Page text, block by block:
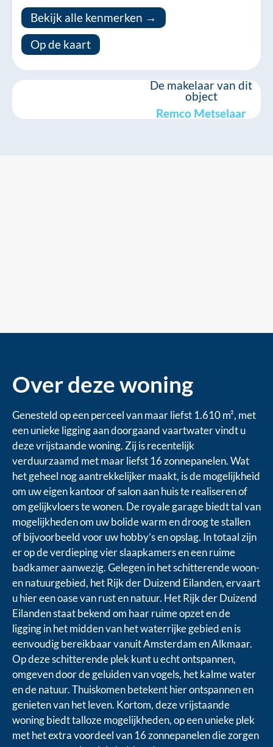
Bekijk alle kenmerken →
Op de kaart
De makelaar van dit
object
Remco Metselaar
Over deze woning
Genesteld op een perceel van maar liefst 1.610 m², met
een unieke ligging aan doorgaand vaartwater vindt u
deze vrijstaande woning. Zij is recentelijk
verduurzaamd met maar liefst 16 zonnepanelen. Wat
het geheel nog aantrekkelijker maakt, is de mogelijkheid
om uw eigen kantoor of salon aan huis te realiseren of
om gelijkvloers te wonen. De royale garage biedt tal van
mogelijkheden om uw bolide warm en droog te stallen
of bijvoorbeeld voor uw hobby’s en opslag. In totaal zijn
er op de verdieping vier slaapkamers en een ruime
badkamer aanwezig. Gelegen in het schitterende woon-
en natuurgebied, het Rijk der Duizend Eilanden, ervaart
u hier een oase van rust en natuur. Het Rijk der Duizend
Eilanden staat bekend om haar ruime opzet en de
ligging in het midden van het waterrijke gebied en is
eenvoudig bereikbaar vanuit Amsterdam en Alkmaar.
Op deze schitterende plek kunt u echt ontspannen,
omgeven door de geluiden van vogels, het kalme water
en de natuur. Thuiskomen betekent hier ontspannen en
genieten van het leven. Kortom, deze vrijstaande
woning biedt talloze mogelijkheden, op een unieke plek
met het extra voordeel van 16 zonnepanelen die zorgen